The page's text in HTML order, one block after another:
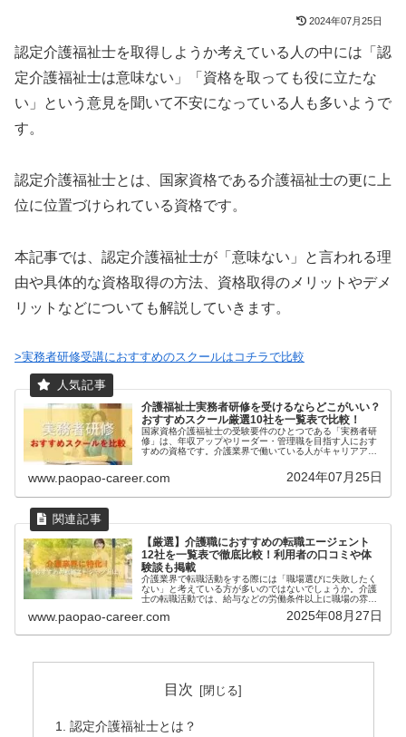
2024年07月25日
認定介護福祉士を取得しようか考えている人の中には「認
定介護福祉士は意味ない」「資格を取っても役に立たな
い」という意見を聞いて不安になっている人も多いようで
す。
認定介護福祉士とは、国家資格である介護福祉士の更に上
位に位置づけられている資格です。
本記事では、認定介護福祉士が「意味ない」と言われる理
由や具体的な資格取得の方法、資格取得のメリットやデメ
リットなどについても解説していきます。
>実務者研修受講におすすめのスクールはコチラで比較
介護福祉士実務者研修を受けるならどこがいい？
おすすめスクール厳選10社を一覧表で比較！
国家資格介護福祉士の受験要件のひとつである「実務者研
修」は、年収アップやリーダー・管理職を目指す人におす
すめの資格です。介護業界で働いている人がキャリアアッ
んの資格校が実務者研修を実施して...
www.paopao-career.com 2024年07月25日
【厳選】介護職におすすめの転職エージェント
12社を一覧表で徹底比較！利用者の口コミや体
験談も掲載
介護業界で転職活動をする際には「職場選びに失敗したく
ない」と考えている方が多いのではないでしょうか。介護
士の転職活動では、給与などの労働条件以上に職場の雰囲
気や資格取得制度の有無等が重要となります。ですが、実
際に働いてみないと分からず、職場...
www.paopao-career.com 2025年08月27日
目次
認定介護福祉士とは？